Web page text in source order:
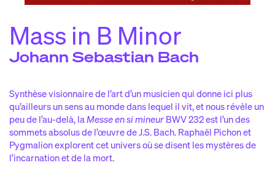
discographie
laylist de la saiso
vidéos
l e kiosque pygmalio
n
les pyg’chounes
r ésidences et partenariats
LES CHEMINS DE BACH
Mass in B Minor
Johann Sebastian Bach
Synthèse visionnaire de l’art d’un musicien qui donne ici plus
qu’ailleurs un sens au monde dans lequel il vit, et nous révèle un
peu de l’au-delà, laMesse en si mineur BWV 232 est l’un des
sommets absolus de l’œuvre de J.S. Bach. Raphaël Pichon et
Pygmalion explorent cet univers où se disent les mystères de
l’incarnation et de la mort.